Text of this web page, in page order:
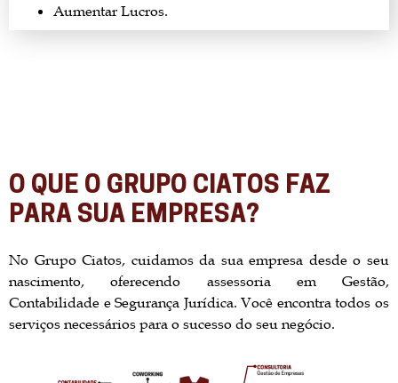
Aumentar Lucros.
O QUE O GRUPO CIATOS FAZ
PARA SUA EMPRESA?
No Grupo Ciatos, cuidamos da sua empresa desde o seu
nascimento, oferecendo assessoria em Gestão,
Contabilidade e Segurança Jurídica. Você encontra todos os
serviços necessários para o sucesso do seu negócio.